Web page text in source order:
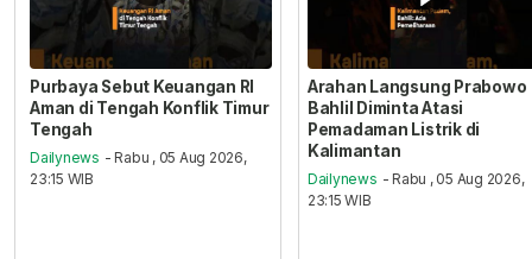
Purbaya Sebut Keuangan RI
Aman di Tengah Konflik Timur
Tengah
Dailynews - Rabu , 05 Aug 2026,
23:15 WIB
Arahan Langsung Prabowo
Bahlil Diminta Atasi
Pemadaman Listrik di
Kalimantan
Dailynews - Rabu , 05 Aug 2026,
23:15 WIB